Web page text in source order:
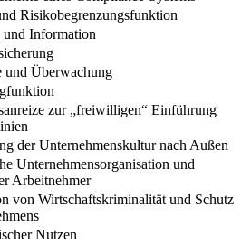
Risikobegrenzungsfunktion
und Information
und Überwachung
zur „freiwilligen“ Einführung
der Unternehmenskultur nach Außen
Unternehmensorganisation und
Arbeitnehmer
von Wirtschaftskriminalität und Schutz
Nutzen